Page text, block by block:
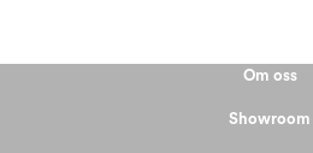
Om oss
Showroom